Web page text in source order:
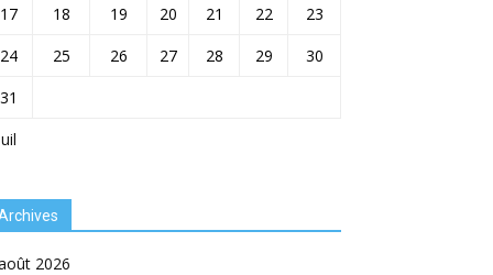
17 18 19 20 21 22
23
24
25 26 27 28 29
30
31
2026